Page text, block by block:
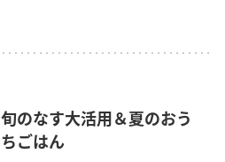
旬のなす大活用＆夏のおう
ちごはん